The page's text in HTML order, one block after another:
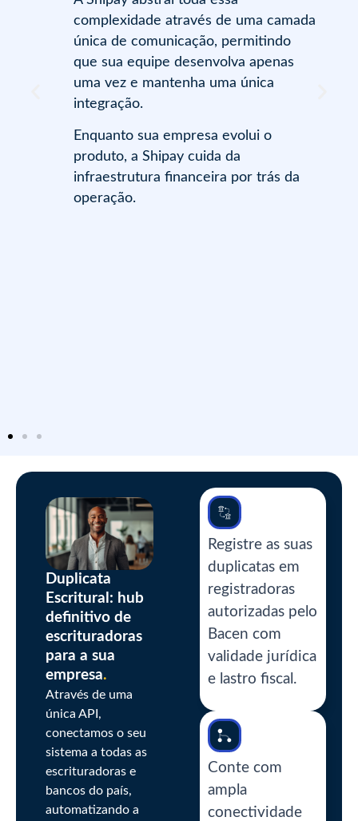
complexidade através de uma camada
única de comunicação, permitindo
que sua equipe desenvolva apenas
uma vez e mantenha uma única
integração.
Enquanto sua empresa evolui o
produto, a Shipay cuida da
infraestrutura financeira por trás da
operação.
Duplicata
Escritural: hub
definitivo de
escrituradoras
para a sua
empresa.
Através de uma
única API,
conectamos o seu
sistema a todas as
escrituradoras e
bancos do país,
automatizando a
Registre as suas
duplicatas em
registradoras
autorizadas pelo
Bacen com
validade jurídica
e lastro fiscal.
Conte com
ampla
conectividade